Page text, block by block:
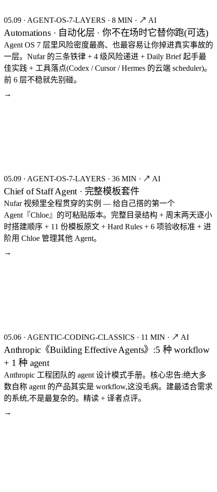
05.09 · AGENT-OS-7-LAYERS · 8 MIN · ↗ AI
Automations · 自动化层 · 你不在场时它替你跑(可选)
Agent OS 7 层里风险密度最高、也最容易让你掉进真实事故的
一层。Nufar 的三条铁律 + 4 级风险递进 + Daily Brief 起手最
佳实践 + 工具落点(Codex / Cursor / Hermes 的云端 scheduler)。
前 6 层不稳就先别碰。
→
05.09 · AGENT-OS-7-LAYERS · 36 MIN · ↗ AI
Chief of Staff Agent · 完整模板套件
Nufar 视频里全程贯穿的实例 — 给自己搭的第一个
Agent『Chloe』的可粘贴版本。完整目录结构 + 周末两天逐小
时搭建顺序 + 11 份模板原文 + Hard Rules + 6 项验收标准 + 进
阶用 Chloe 管理其他 Agent。
→
05.06 · AGENTIC-CODING-CLASSICS · 11 MIN · ↗ AI
Anthropic《Building Effective Agents》:5 种 workflow
+ 1 种 agent
Anthropic 工程团队的 agent 设计模式手册。核心忠告:绝大多
数自称 agent 的产品其实是 workflow,这没毛病。建最适合需求
的系统,不是最复杂的。精读 + 译者点评。
→